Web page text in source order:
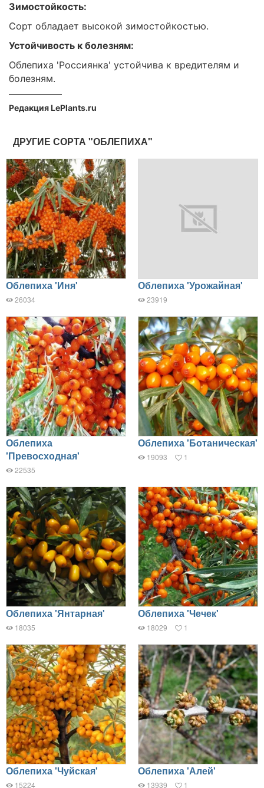
Зимостойкость:
Сорт обладает высокой зимостойкостью.
Устойчивость к болезням:
Облепиха 'Россиянка' устойчива к вредителям и
болезням.
Редакция LePlants.ru
ДРУГИЕ СОРТА "ОБЛЕПИХА"
Облепиха 'Иня'
26034
Облепиха 'Урожайная'
23919
Облепиха
'Превосходная'
22535
Облепиха 'Ботаническая'
19093 1
Облепиха 'Янтарная'
18035
Облепиха 'Чечек'
18029 1
Облепиха 'Чуйская'
15224
Облепиха 'Алей'
13939 1